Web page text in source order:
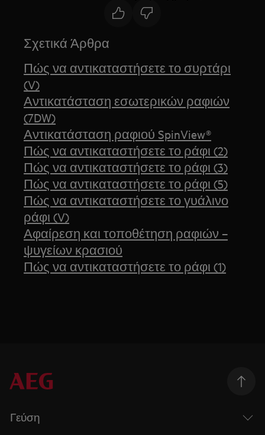
Σχετικά Άρθρα
Πώς να αντικαταστήσετε το συρτάρι
(V)
Αντικατάσταση εσωτερικών ραφιών
(7DW)
Αντικατάσταση ραφιού SpinView®
Πώς να αντικαταστήσετε το ράφι (2)
Πώς να αντικαταστήσετε το ράφι (3)
Πώς να αντικαταστήσετε το ράφι (5)
Πώς να αντικαταστήσετε το γυάλινο
ράφι (V)
Αφαίρεση και τοποθέτηση ραφιών –
ψυγείων κρασιού
Πώς να αντικαταστήσετε το ράφι (1)
Γεύση